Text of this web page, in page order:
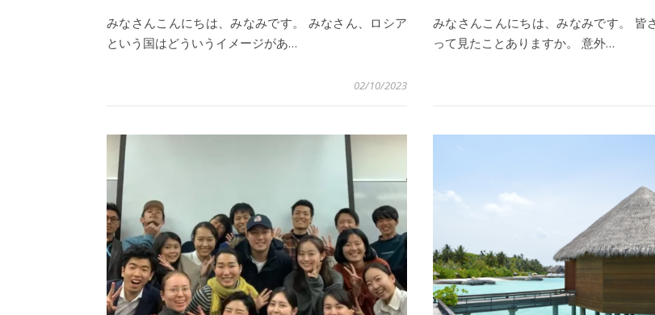
みなさんこんにちは、みなみです。 みなさん、ロシア
という国はどういうイメージがあ…
02/10/2023
みなさんこんにちは、みなみです。 皆
って見たことありますか。 意外…